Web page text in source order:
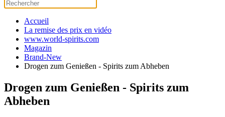
Accueil
La remise des prix en vidéo
www.world-spirits.com
Magazin
Brand-New
Drogen zum Genießen - Spirits zum Abheben
Drogen zum Genießen - Spirits zum
Abheben